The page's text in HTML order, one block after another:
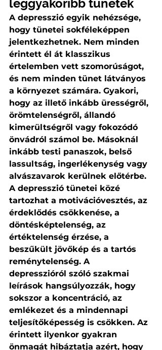
leggyakoribb tünetek
A depresszió egyik nehézsége,
hogy tünetei sokféleképpen
jelentkezhetnek. Nem minden
érintett él át klasszikus
értelemben vett szomorúságot,
és nem minden tünet látványos
a környezet számára. Gyakori,
hogy az illető inkább ürességről,
örömtelenségről, állandó
kimerültségről vagy fokozódó
önvádról számol be. Másoknál
inkább testi panaszok, belső
lassultság, ingerlékenység vagy
alvászavarok kerülnek előtérbe.
A depresszió tünetei közé
tartozhat a motivációvesztés, az
érdeklődés csökkenése, a
döntésképtelenség, az
értéktelenség érzése, a
beszűkült jövőkép és a tartós
reménytelenség. A
depresszióról szóló szakmai
leírások hangsúlyozzák, hogy
sokszor a koncentráció, az
emlékezet és a mindennapi
teljesítőképesség is csökken. Az
érintett ilyenkor gyakran
önmagát hibáztatja azért, hogy